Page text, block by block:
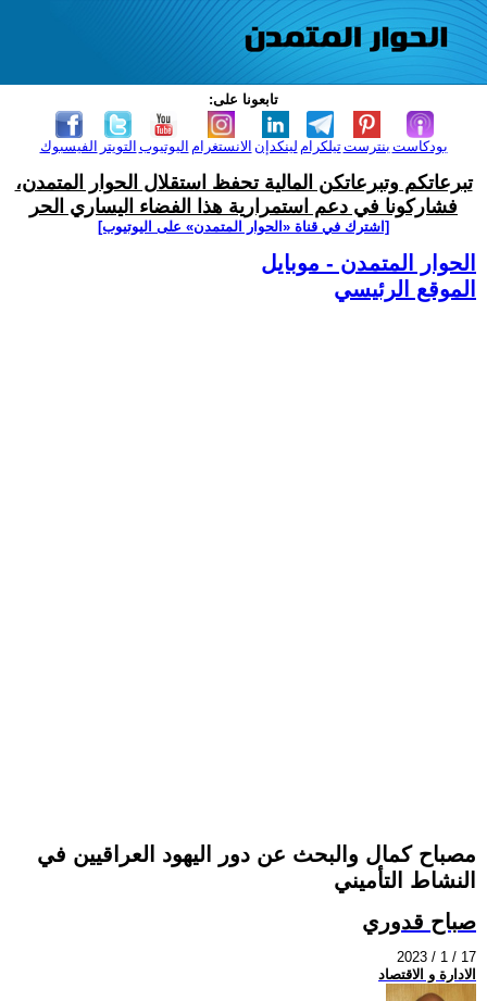
تابعونا على:
الفيسبوك التويتر اليوتيوب الانستغرام لينكدإن تيلكرامبنترست بودكاست
تبرعاتكم وتبرعاتكن المالية تحفظ استقلال الحوار المتمدن،
فشاركونا في دعم استمرارية هذا الفضاء اليساري الحر
[اشترك في قناة ‫«الحوار المتمدن» على اليوتيوب]
الحوار المتمدن - موبايل
الموقع الرئيسي
مصباح كمال والبحث عن دور اليهود العراقيين في
النشاط التأميني
صباح قدوري
2023 / 1 / 17
الادارة و الاقتصاد